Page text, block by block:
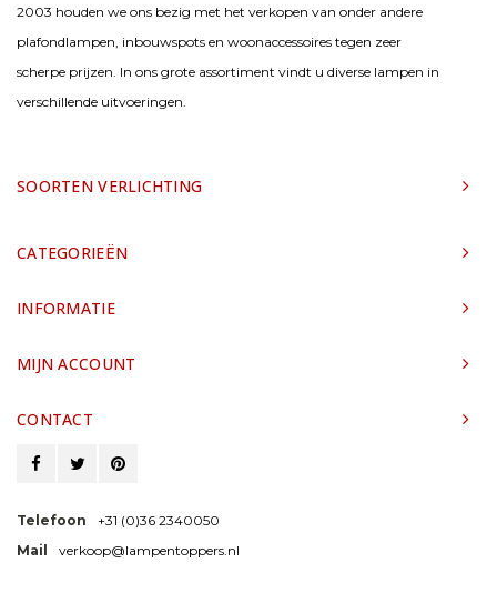
2003 houden we ons bezig met het verkopen van onder andere
plafondlampen, inbouwspots en woonaccessoires tegen zeer
scherpe prijzen. In ons grote assortiment vindt u diverse lampen in
verschillende uitvoeringen.
SOORTEN VERLICHTING
CATEGORIEËN
INFORMATIE
MIJN ACCOUNT
CONTACT
Telefoon
+31 (0)36 2340050
Mail
verkoop@lampentoppers.nl